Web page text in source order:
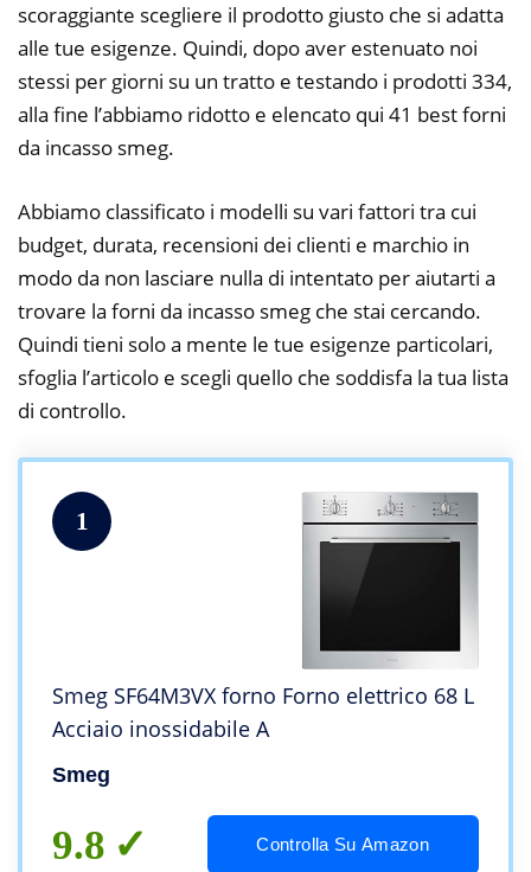
scoraggiante scegliere il prodotto giusto che si adatta
alle tue esigenze. Quindi, dopo aver estenuato noi
stessi per giorni su un tratto e testando i prodotti 334,
alla fine l’abbiamo ridotto e elencato qui 41 best forni
da incasso smeg.
Abbiamo classificato i modelli su vari fattori tra cui
budget, durata, recensioni dei clienti e marchio in
modo da non lasciare nulla di intentato per aiutarti a
trovare la forni da incasso smeg che stai cercando.
Quindi tieni solo a mente le tue esigenze particolari,
sfoglia l’articolo e scegli quello che soddisfa la tua lista
di controllo.
1
Smeg SF64M3VX forno Forno elettrico 68 L
Acciaio inossidabile A
Smeg
9.8 Controlla Su Amazon